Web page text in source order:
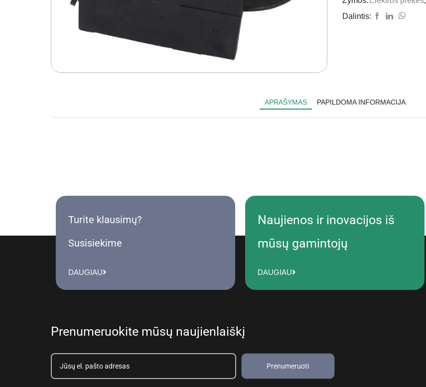
Dalintis:
APRAŠYMAS PAPILDOMA INFORMACIJA
Turite klausimų?
Susisiekime
DAUGIAU
Naujienos ir inovacijos iš
mūsų gamintojų
DAUGIAU
Prenumeruokite mūsų naujienlaiškį
Prenumeruoti